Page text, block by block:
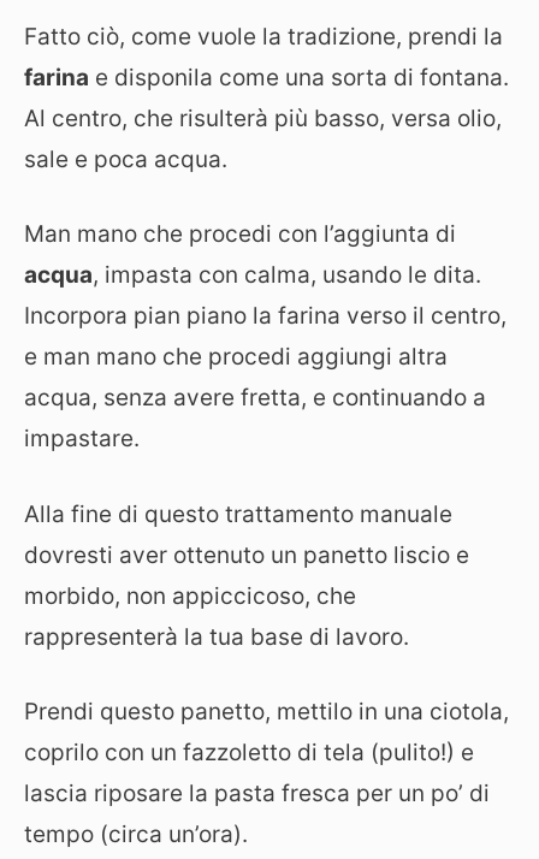
Fatto ciò, come vuole la tradizione, prendi la
farina e disponila come una sorta di fontana.
Al centro, che risulterà più basso, versa olio,
sale e poca acqua.
Man mano che procedi con l’aggiunta di
acqua, impasta con calma, usando le dita.
Incorpora pian piano la farina verso il centro,
e man mano che procedi aggiungi altra
acqua, senza avere fretta, e continuando a
impastare.
Alla fine di questo trattamento manuale
dovresti aver ottenuto un panetto liscio e
morbido, non appiccicoso, che
rappresenterà la tua base di lavoro.
Prendi questo panetto, mettilo in una ciotola,
coprilo con un fazzoletto di tela (pulito!) e
lascia riposare la pasta fresca per un po’ di
tempo (circa un’ora).